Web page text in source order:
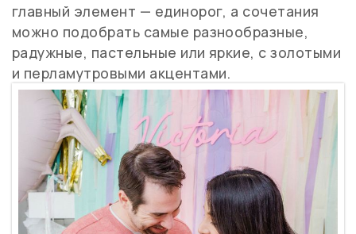
главный элемент — единорог, а сочетания
можно подобрать самые разнообразные,
радужные, пастельные или яркие, с золотыми
и перламутровыми акцентами.